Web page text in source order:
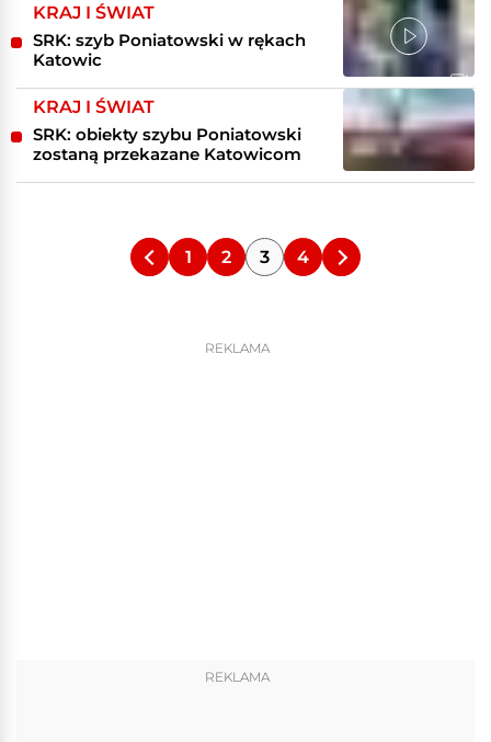
KRAJ I ŚWIAT
SRK: szyb Poniatowski w rękach
Katowic
KRAJ I ŚWIAT
SRK: obiekty szybu Poniatowski
zostaną przekazane Katowicom
1 2 3 4
REKLAMA
REKLAMA